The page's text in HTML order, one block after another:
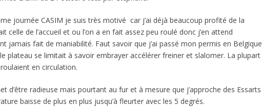
journée CASIM je suis très motivé car j’ai déjà beaucoup profité de la
celle de l’accueil et ou l’on a en fait assez peu roulé donc j’en attend
jamais fait de maniabilité. Faut savoir que j’ai passé mon permis en Belgique
plateau se limitait à savoir embrayer accélérer freiner et slalomer. La plupart
en circulation.
d’être radieuse mais pourtant au fur et à mesure que j’approche des Essarts
baisse de plus en plus jusqu’à fleurter avec les 5 degrés.